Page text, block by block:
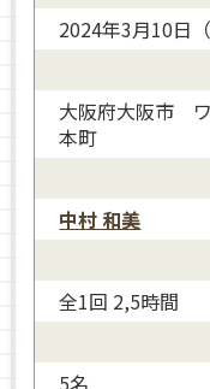
2024年3月10日
大阪府大阪市
本町
中村 和美
全1回 2,5時間
5名